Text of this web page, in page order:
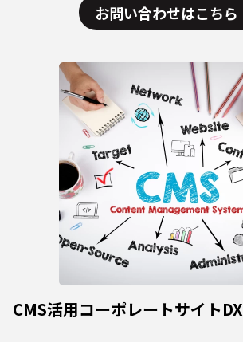
お問い合わせはこちら
CMS活用コーポレートサイトDX